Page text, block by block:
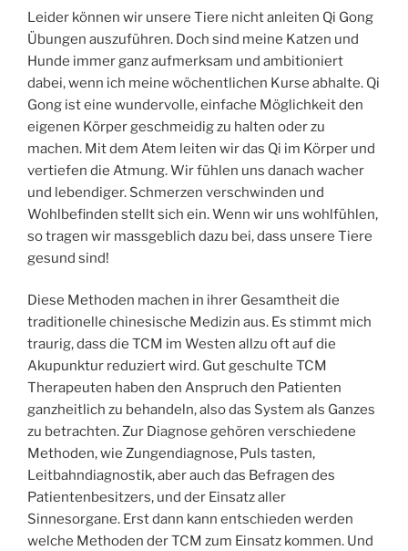
Leider können wir unsere Tiere nicht anleiten Qi Gong
Übungen auszuführen. Doch sind meine Katzen und
Hunde immer ganz aufmerksam und ambitioniert
dabei, wenn ich meine wöchentlichen Kurse abhalte. Qi
Gong ist eine wundervolle, einfache Möglichkeit den
eigenen Körper geschmeidig zu halten oder zu
machen. Mit dem Atem leiten wir das Qi im Körper und
vertiefen die Atmung. Wir fühlen uns danach wacher
und lebendiger. Schmerzen verschwinden und
Wohlbefinden stellt sich ein. Wenn wir uns wohlfühlen,
so tragen wir massgeblich dazu bei, dass unsere Tiere
gesund sind!
Diese Methoden machen in ihrer Gesamtheit die
traditionelle chinesische Medizin aus. Es stimmt mich
traurig, dass die TCM im Westen allzu oft auf die
Akupunktur reduziert wird. Gut geschulte TCM
Therapeuten haben den Anspruch den Patienten
ganzheitlich zu behandeln, also das System als Ganzes
zu betrachten. Zur Diagnose gehören verschiedene
Methoden, wie Zungendiagnose, Puls tasten,
Leitbahndiagnostik, aber auch das Befragen des
Patientenbesitzers, und der Einsatz aller
Sinnesorgane. Erst dann kann entschieden werden
welche Methoden der TCM zum Einsatz kommen. Und